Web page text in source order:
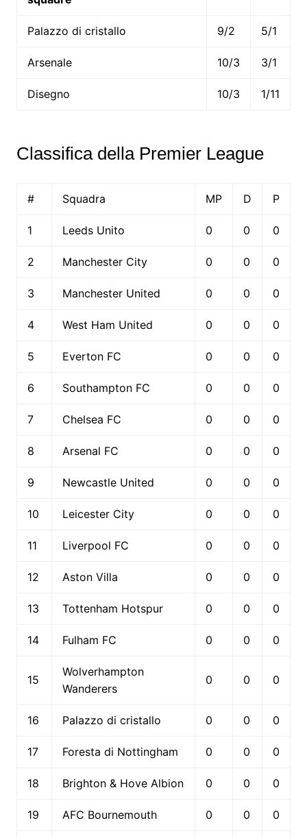
Palazzo di cristallo 9/2 5/1
Arsenale 10/3 3/1
Disegno 10/3 1/11
Classifica della Premier League
# Squadra MP D P
1 Leeds Unito 0 0 0
2 Manchester City 0 0 0
3 Manchester United 0 0 0
4 West Ham United 0 0 0
5 Everton FC 0 0 0
6 Southampton FC 0 0 0
7 Chelsea FC 0 0 0
8 Arsenal FC 0 0 0
9 Newcastle United 0 0 0
10 Leicester City 0 0 0
11 Liverpool FC 0 0 0
12 Aston Villa 0 0 0
13 Tottenham Hotspur 0 0 0
14 Fulham FC 0 0 0
15
Wolverhampton
Wanderers
0 0 0
16 Palazzo di cristallo 0 0 0
17 Foresta di Nottingham 0 0 0
18 Brighton & Hove Albion 0 0 0
19 AFC Bournemouth 0 0 0